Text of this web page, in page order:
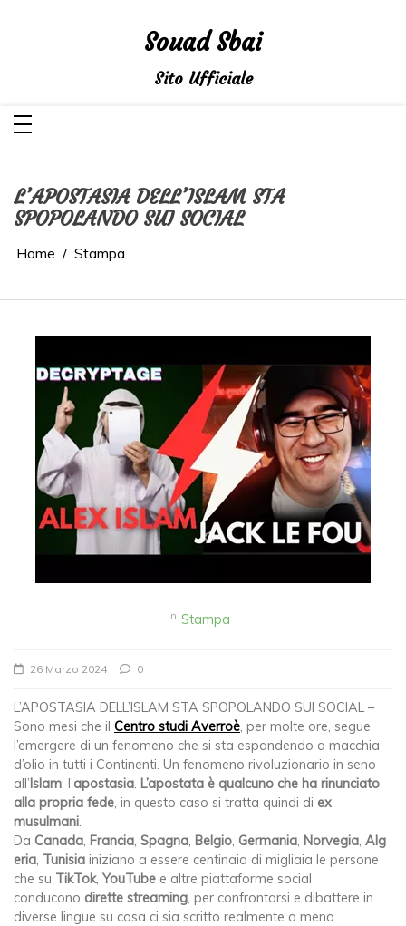
Souad Sbai
Sito Ufficiale
L’APOSTASIA DELL’ISLAM STA
SPOPOLANDO SUI SOCIAL
Home Stampa
In Stampa
26 Marzo 2024 0
L’APOSTASIA DELL’ISLAM STA SPOPOLANDO SUI SOCIAL –
Sono mesi che il Centro studi Averroè, per molte ore, segue
l’emergere di un fenomeno che si sta espandendo a macchia
d’olio in tutti i Continenti. Un fenomeno rivoluzionario in seno
all’Islam: l’apostasia. L’apostata è qualcuno che ha rinunciato
alla propria fede, in questo caso si tratta quindi di ex
musulmani.
Da Canada, Francia, Spagna, Belgio, Germania, Norvegia, Alg
eria, Tunisia iniziano a essere centinaia di migliaia le persone
che su TikTok, YouTube e altre piattaforme social
conducono dirette streaming, per confrontarsi e dibattere in
diverse lingue su cosa ci sia scritto realmente o meno